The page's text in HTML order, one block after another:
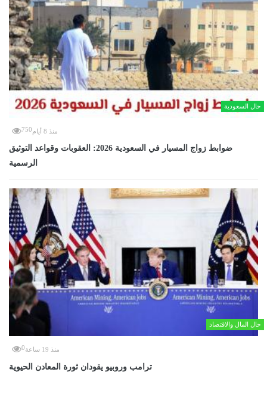
حال السعودية
منذ 8 أيام 750
ضوابط زواج المسيار في السعودية 2026: العقوبات وقواعد التوثيق
الرسمية
حال المال والاقتصاد
منذ 19 ساعة 0
ترامب وروبيو يقودان ثورة المعادن الحيوية